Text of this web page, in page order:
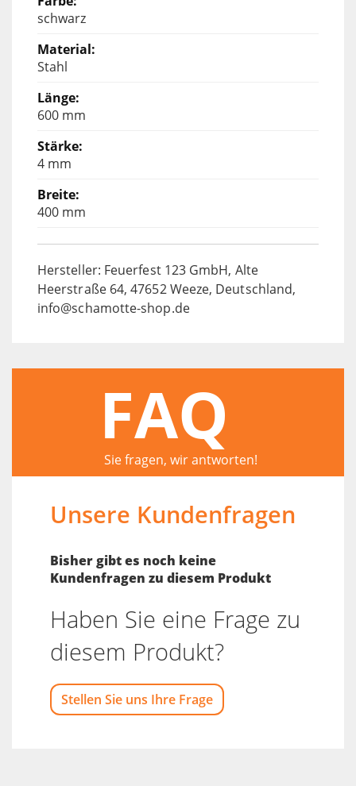
schwarz
Stahl
600 mm
4 mm
400 mm
Hersteller: Feuerfest 123 GmbH, Alte
Heerstraße 64, 47652 Weeze, Deutschland,
info@schamotte-shop.de
FAQ
Sie fragen, wir antworten!
Unsere Kundenfragen
Bisher gibt es noch keine
Kundenfragen zu diesem Produkt
Haben Sie eine Frage zu
diesem Produkt?
Stellen Sie uns Ihre Frage